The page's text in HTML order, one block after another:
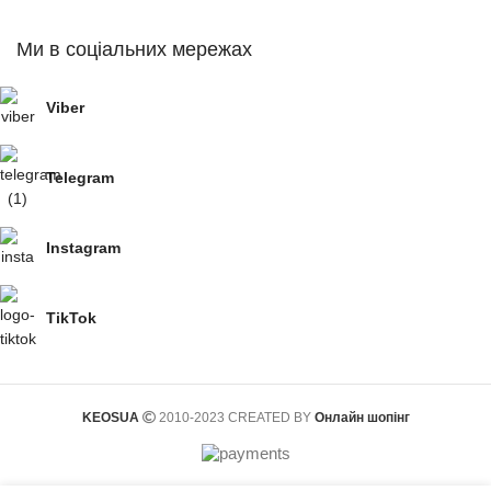
Ми в соціальних мережах
Viber
Telegram
Instagram
TikTok
KEOSUA 2010-2023 CREATED BY Онлайн шопінг